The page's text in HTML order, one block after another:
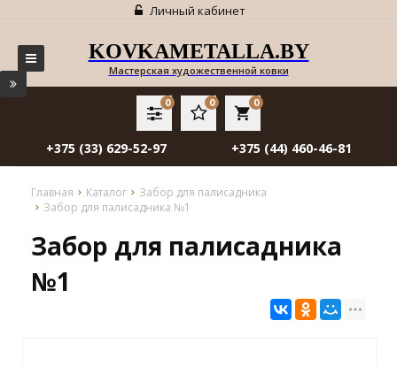
Личный кабинет
KOVKAMETALLA.BY
Мастерская художественной ковки
local_grocery_store
0
0
0
+375 (33) 629-52-97 +375 (44) 460-46-81
Главная Каталог
Забор для палисадника
Забор для палисадника №1
Забор для палисадника
№1